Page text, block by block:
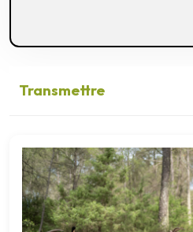
Transmettre